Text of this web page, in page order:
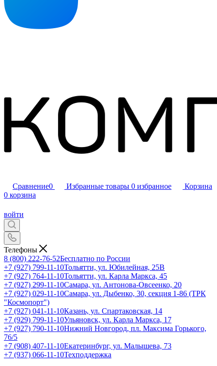
Сравнение0 Избранные товары 0 избранное
Корзина
0 корзина
войти
Телефоны
8 (800) 222-76-52Бесплатно по России
+7 (927) 799-11-10Тольятти, ул. Юбилейная, 25В
+7 (927) 764-11-10Тольятти, ул. Карла Маркса, 45
+7 (927) 299-11-10Самара, ул. Антонова-Овсеенко, 20
+7 (927) 029-11-10Самара, ул. Дыбенко, 30, секция 1-86 (ТРК
"Космопорт")
+7 (927) 041-11-10Казань, ул. Спартаковская, 14
+7 (929) 799-11-10Ульяновск, ул. Карла Маркса, 17
+7 (927) 790-11-10Нижний Новгород, пл. Максима Горького,
76/5
+7 (908) 407-11-10Екатеринбург, ул. Малышева, 73
+7 (937) 066-11-10Техподдержка